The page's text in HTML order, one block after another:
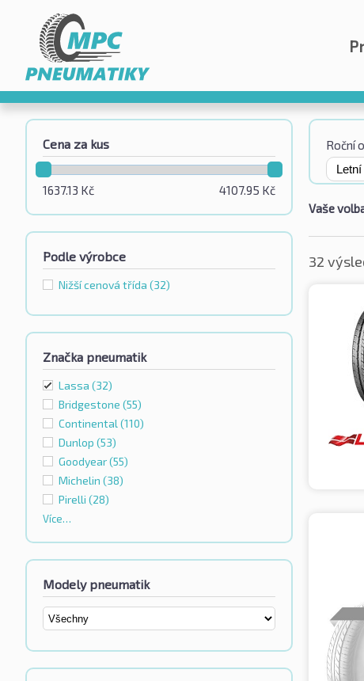
Cena za kus
4107.95 Kč
1637.13 Kč
Podle výrobce
Nižší cenová třída (32)
Značka pneumatik
Lassa (32)
Bridgestone (55)
Continental (110)
Dunlop (53)
Goodyear(55)
Michelin (38)
Pirelli (28)
Více…
Modely pneumatik
Roční
Vaše
32